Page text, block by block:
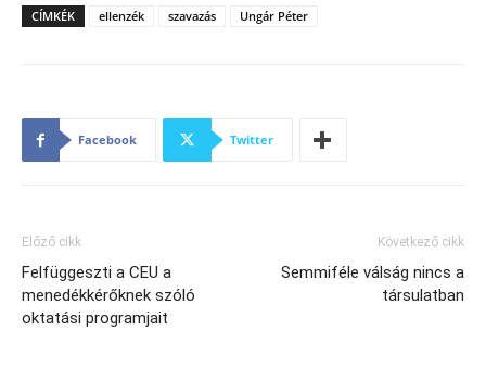
CÍMKÉK ellenzék szavazás Ungár Péter
Facebook Twitter
Előző cikk
Felfüggeszti a CEU a
menedékkérőknek szóló
oktatási programjait
Következő cikk
Semmiféle válság nincs a
társulatban